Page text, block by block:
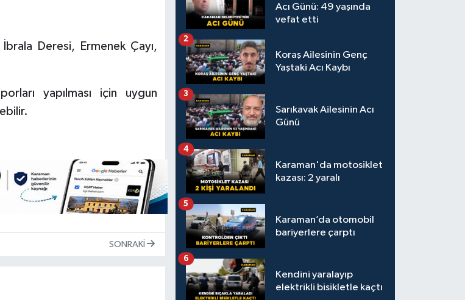
Deresi, Ermenek Çayı,
yapılması için uygun
SONRAKI
Acı Günü: 49 yaşında
vefat etti
Koraş Ailesinin Genç
Yaştaki Acı Kaybı
2
Sarıkavak Ailesinin Acı
Günü
3
Karaman'da motosiklet
kazası: 2 yaralı
4
Karaman’da otomobil
bariyerlere çarptı
5
Kendini yaralayıp
elektrikli bisikletle kaçtı
6